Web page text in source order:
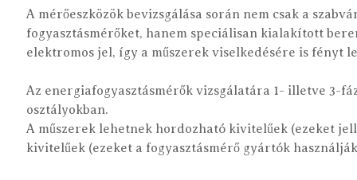
A mérőeszközök bevizsgálása során nem csak a
fogyasztásmérőket, hanem speciálisan kialakított
elektromos jel, így a műszerek viselkedésére is fényt
Az energiafogyasztásmérők vizsgálatára 1- illetve 3-
osztályokban.
A műszerek lehetnek hordozható kivitelűek (ezeket
kivitelűek (ezeket a fogyasztásmérő gyártók